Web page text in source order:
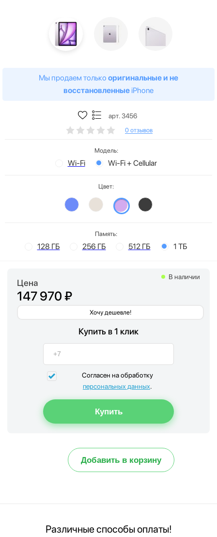
Мы продаем только оригинальные и не
восстановленные iPhone
арт. 3456
0 отзывов
Модель:
Wi-Fi Wi-Fi + Cellular
Цвет:
Память:
128 ГБ 256 ГБ 512 ГБ 1 ТБ
Цена
147 970 ₽
Хочу дешевле!
В наличии
Купить в 1 клик
Согласен на обработку
персональных данных.
Добавить в корзину
Различные способы оплаты!